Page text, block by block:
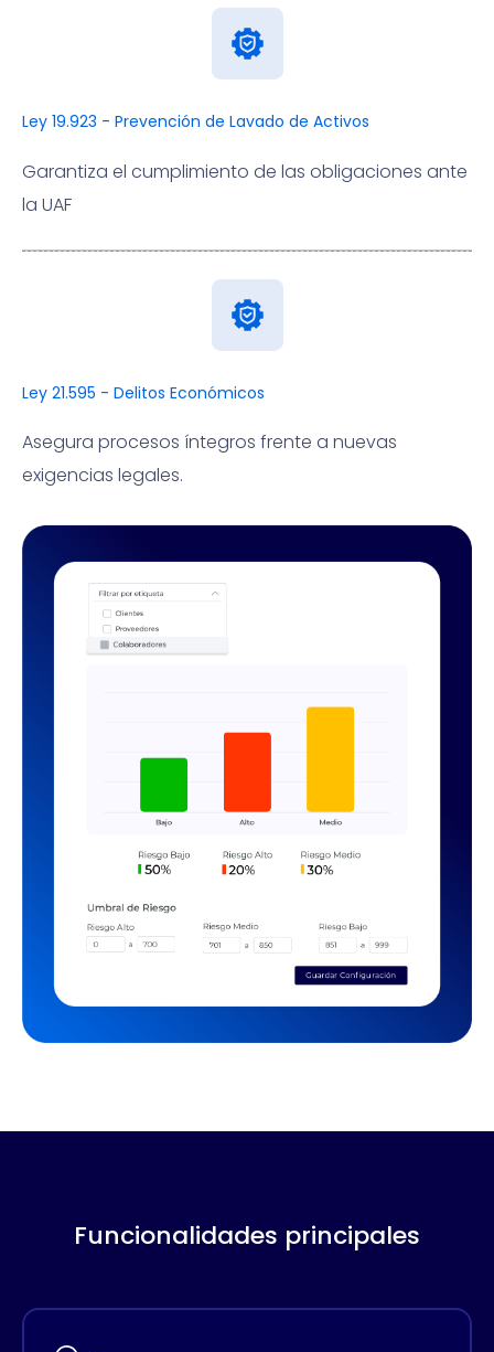
Ley 19.923 - Prevención de Lavado de Activos
Garantiza el cumplimiento de las obligaciones ante
la UAF
Ley 21.595 - Delitos Económicos
Asegura procesos íntegros frente a nuevas
exigencias legales.
Funcionalidades principales